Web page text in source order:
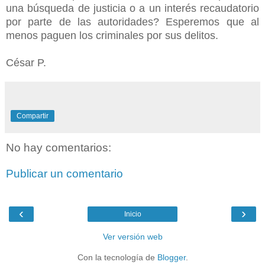
una búsqueda de justicia o a un interés recaudatorio
por parte de las autoridades? Esperemos que al
menos paguen los criminales por sus delitos.
César P.
Compartir
No hay comentarios:
Publicar un comentario
‹ ›
Inicio
Ver versión web
Con la tecnología de Blogger.